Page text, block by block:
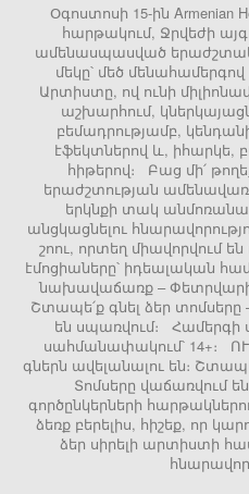
Օգոստոսի 15-ին Armenian
հարթակում, Ջրվեժի
ամենասպասված
մեկը՝ մեծ մենահամերգով
Արտիստը, ով ունի
աշխարհում,
բեմադրությամբ,
էֆեկտներով և, իհարկե,
հիթերով։ Բաց մի՛
երաժշտության
երկնքի տակ
անցկացնելու
շոու, որտեղ միավորվում
էմոցիաները՝ իդեալական
նախավաճառք – Փետրվարի
Շտապե՛ք գնել ձեր
են սպառվում։ Համերգի
սահմանափակում՝ 14+։
գներն ավելանալու են։
Տոմսերը վաճառվում
գործընկերների
ձեռք բերելիս, հիշեք, որ
ձեր սիրելի արտիստի